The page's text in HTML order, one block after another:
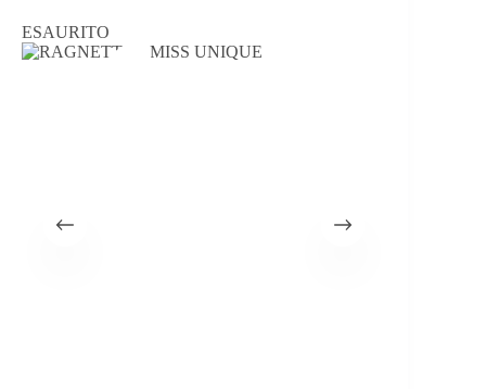
ESAURITO